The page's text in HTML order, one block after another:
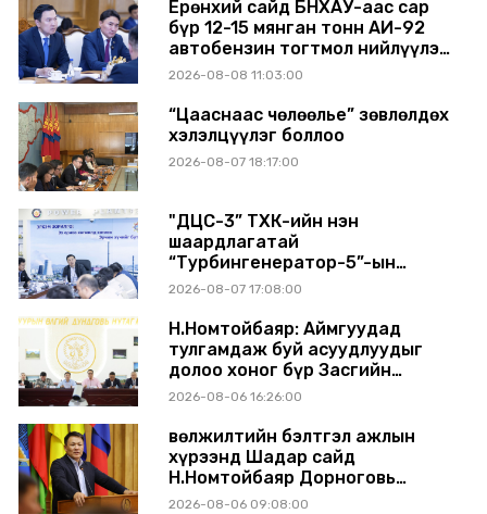
Ерөнхий сайд БНХАУ-аас сар
бүр 12-15 мянган тонн АИ-92
автобензин тогтмол нийлүүлэх
хүсэлт тавилаа
2026-08-08 11:03:00
“Цааснаас чөлөөлье” зөвлөлдөх
хэлэлцүүлэг боллоо
2026-08-07 18:17:00
"ДЦС-3” ТӨХК-ийн нэн
шаардлагатай
“Турбингенератор-5”-ын
шинэчлэлийн төсвийг
2026-08-07 17:08:00
Н.Номтойбаяр: Аймгуудад
тулгамдаж буй асуудлуудыг
долоо хоног бүр Засгийн
газрын хуралдаанд
2026-08-06 16:26:00
Өвөлжилтийн бэлтгэл ажлын
хүрээнд Шадар сайд
Н.Номтойбаяр Дорноговь
аймагт ажиллав
2026-08-06 09:08:00